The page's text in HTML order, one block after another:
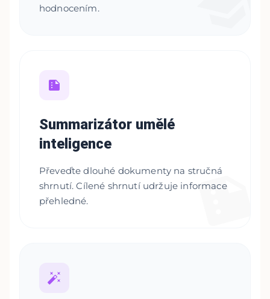
hodnocením.
Summarizátor umělé
inteligence
Převeďte dlouhé dokumenty na stručná
shrnutí. Cílené shrnutí udržuje informace
přehledné.